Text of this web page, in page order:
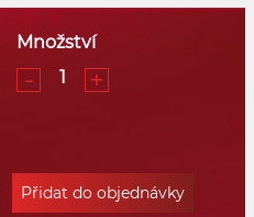
Množství
- +
Přidat do objednávky